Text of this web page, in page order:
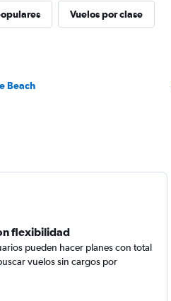
Vuelos por clase
Beach
flexibilidad
pueden hacer planes con total
vuelos sin cargos por